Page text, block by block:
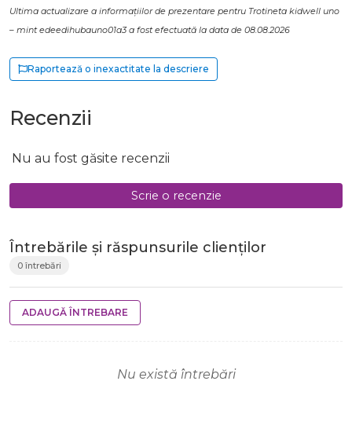
Ultima actualizare a informațiilor de prezentare pentru Trotineta kidwell uno
– mint edeedihubauno01a3 a fost efectuată la data de 08.08.2026
Raportează o inexactitate la descriere
Recenzii
Nu au fost găsite recenzii
Scrie o recenzie
Întrebările și răspunsurile clienților
0 întrebări
ADAUGĂ ÎNTREBARE
Nu există întrebări